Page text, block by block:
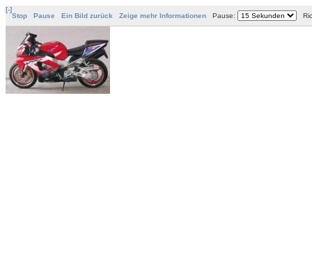
[-]
Stop
Pause Ein Bild zurück Zeige mehr Informationen Pause: